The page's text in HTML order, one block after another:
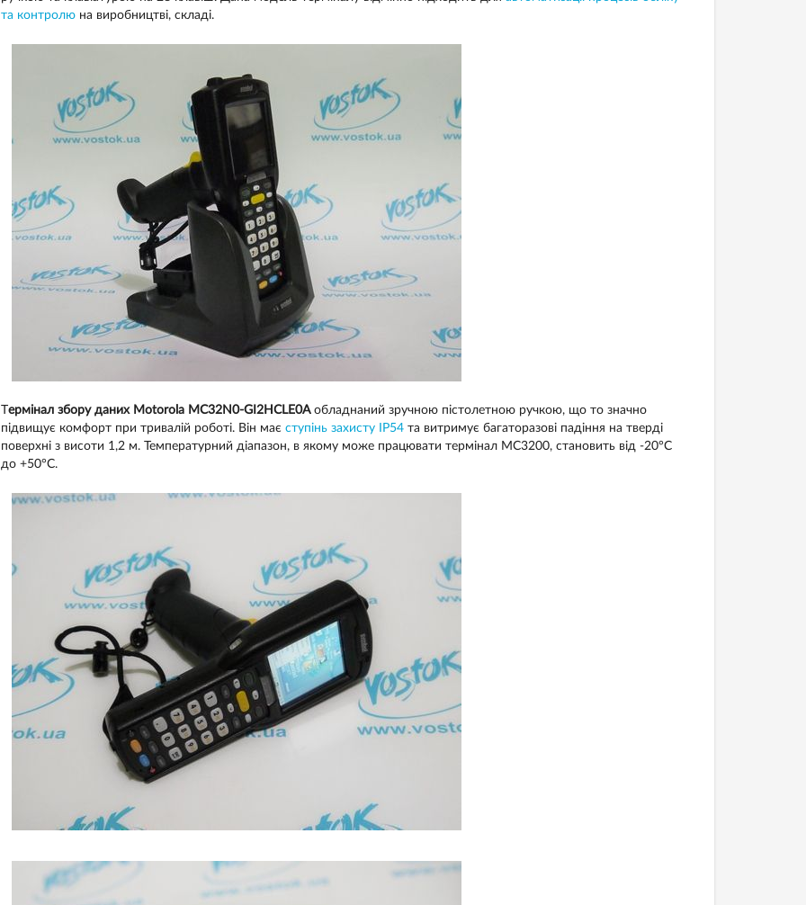
та контролюна виробництві, складі.
Термінал збору даних Motorola MC32N0-GI2HCLE0Aобладнаний зручною пістолетною ручкою, що то значно
підвищує комфорт при тривалій роботі. Він має ступінь захисту IP54та витримує багаторазові падіння на тверді
поверхні з висоти 1,2 м. Температурний діапазон, в якому може працювати термінал MC3200, становить від -20°C
до +50°C.